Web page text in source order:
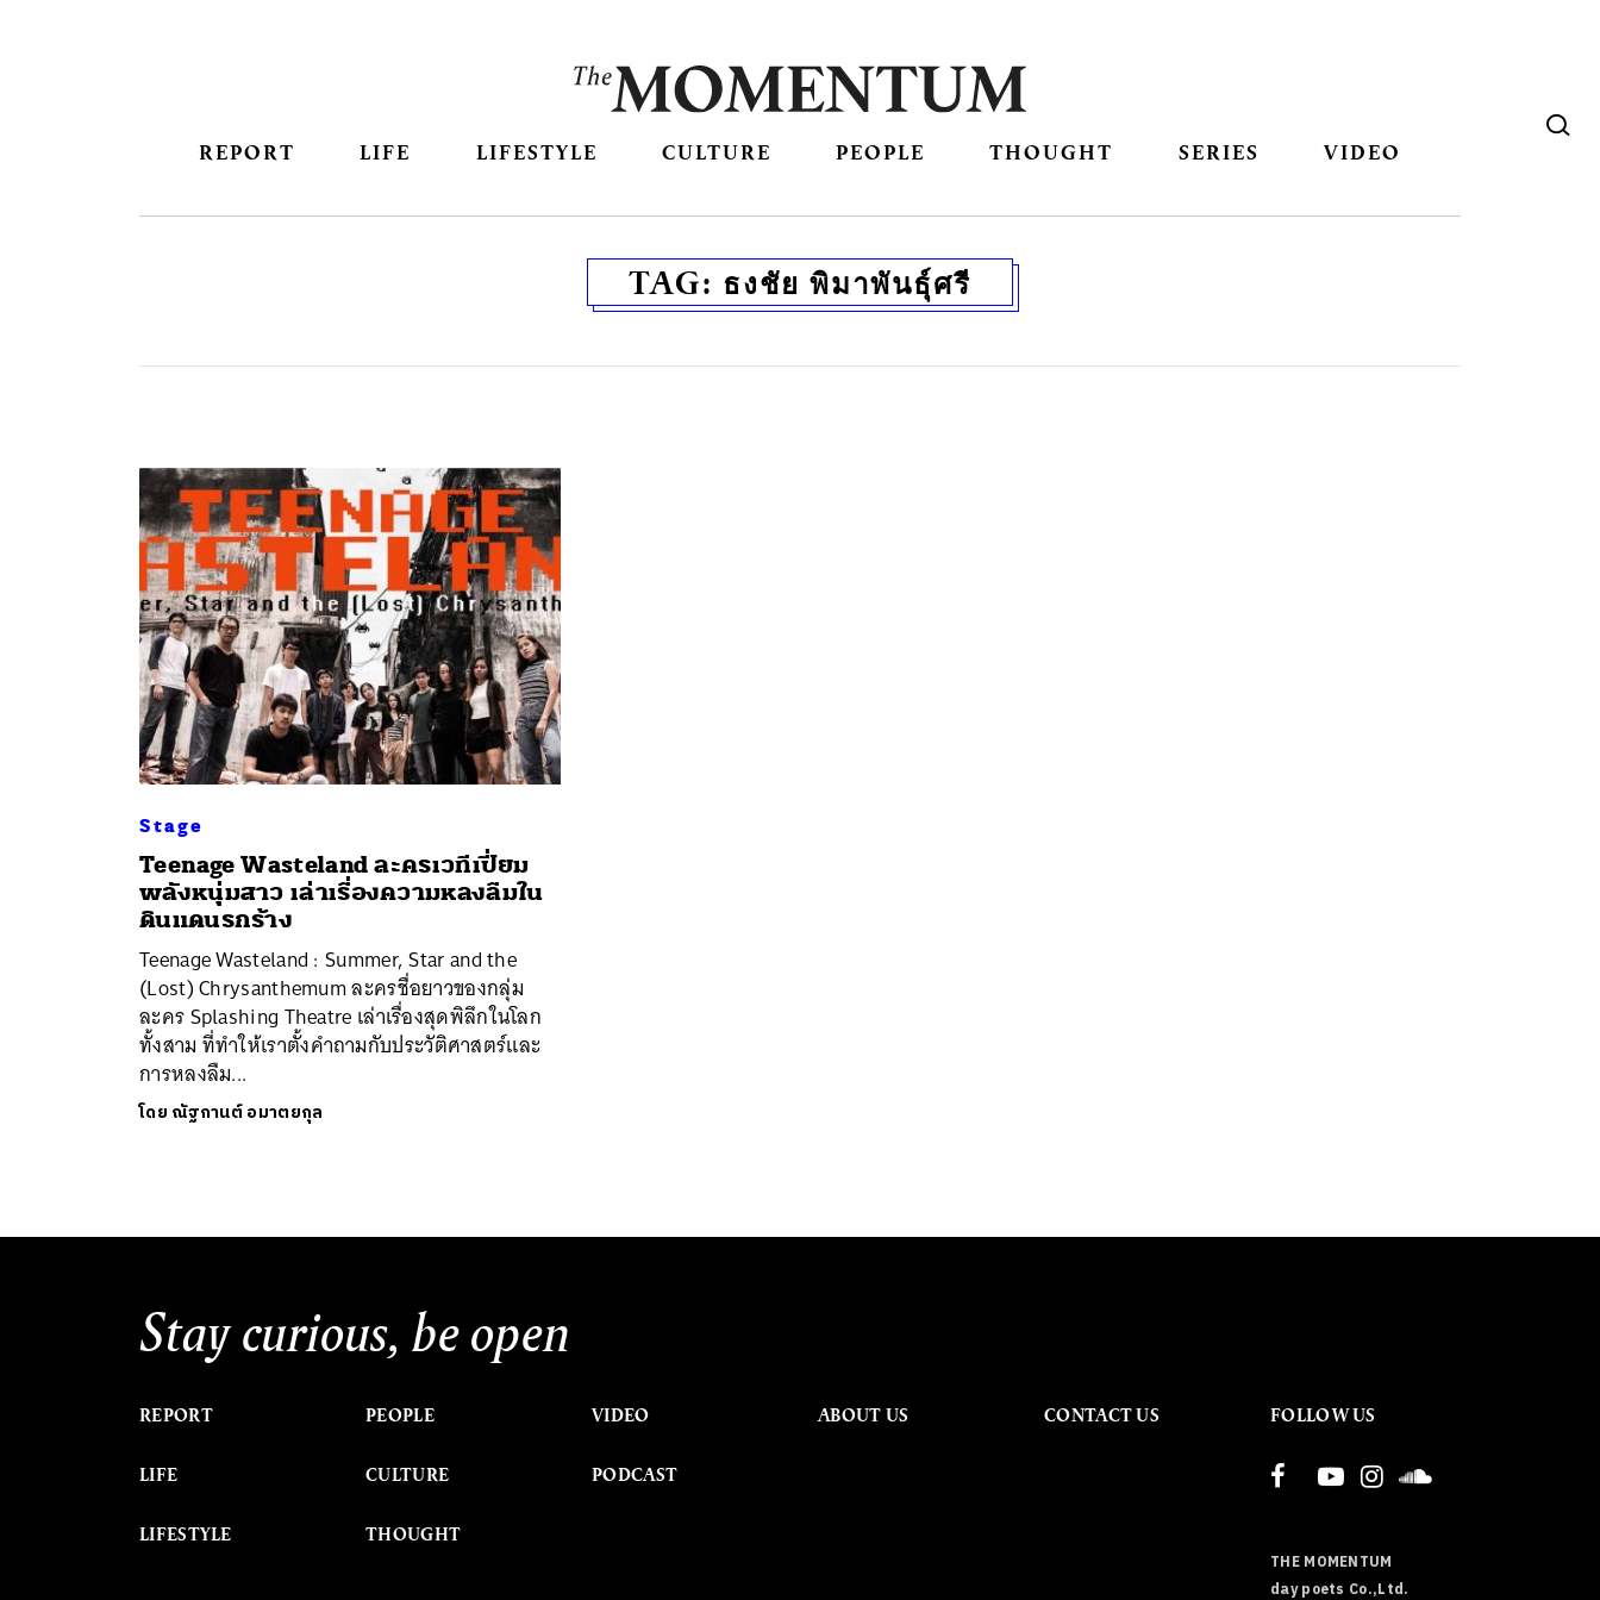
REPORT LIFE LIFESTYLE CULTURE PEOPLE THOUGHT SERIES VIDEO
TAG: ธงชัย พิมาพันธุ์ศรี
Stage
Teenage Wasteland ละครเวทีเปี่ยม
พลังหนุ่มสาว เล่าเรื่องความหลงลืมใน
ดินแดนรกร้าง
Teenage Wasteland : Summer, Star and the
(Lost) Chrysanthemum ละครชื่อยาวของกลุ่ม
ละคร Splashing Theatre เล่าเรื่องสุดพิลึกในโลก
ทั้งสาม ที่ทำให้เราตั้งคำถามกับประวัติศาสตร์และ
การหลงลืม...
โดย ณัฐกานต์ อมาตยกุล
Stay curious, be open
REPORT
LIFE
LIFESTYLE
PEOPLE
CULTURE
THOUGHT
VIDEO
PODCAST
ABOUT US CONTACT US FOLLOW US
THE MOMENTUM
day poets Co.,Ltd.